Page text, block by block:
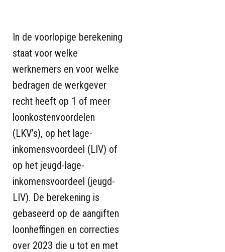
In de voorlopige berekening
staat voor welke
werknemers en voor welke
bedragen de werkgever
recht heeft op 1 of meer
loonkostenvoordelen
(LKV’s), op het lage-
inkomensvoordeel (LIV) of
op het jeugd-lage-
inkomensvoordeel (jeugd-
LIV). De berekening is
gebaseerd op de aangiften
loonheffingen en correcties
over 2023 die u tot en met